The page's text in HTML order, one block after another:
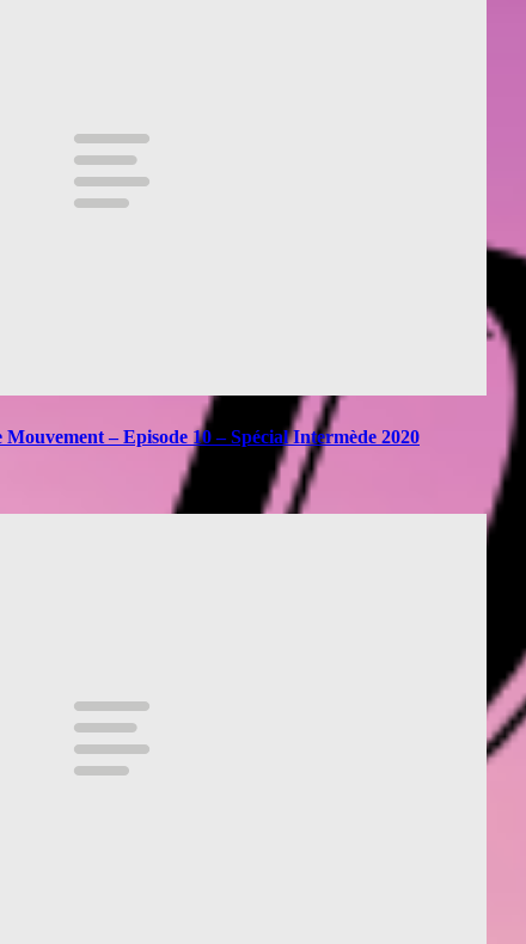
– Episode 10 – Spécial Intermède 2020